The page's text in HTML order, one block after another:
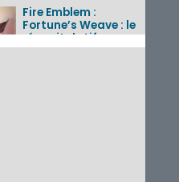
Fire Emblem :
Fortune’s Weave : le
récapitulatif
complet du Direct,